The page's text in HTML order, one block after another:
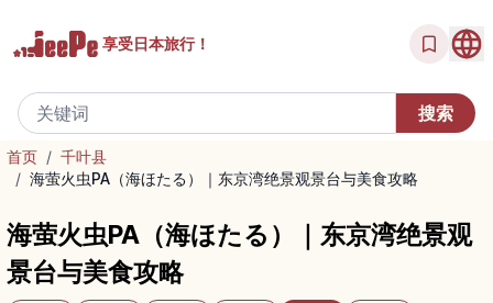
享受日本旅行！
首页 / 千叶县
/ 海萤火虫PA（海ほたる）｜东京湾绝景观景台与美食攻略
海萤火虫PA（海ほたる）｜东京湾绝景观
景台与美食攻略